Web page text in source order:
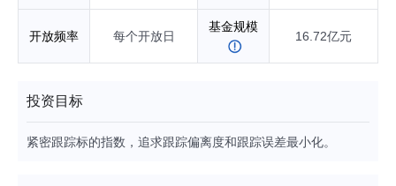
开放频率 每个开放日
基金规模
16.72亿元
投资目标
紧密跟踪标的指数，追求跟踪偏离度和跟踪误差最小化。